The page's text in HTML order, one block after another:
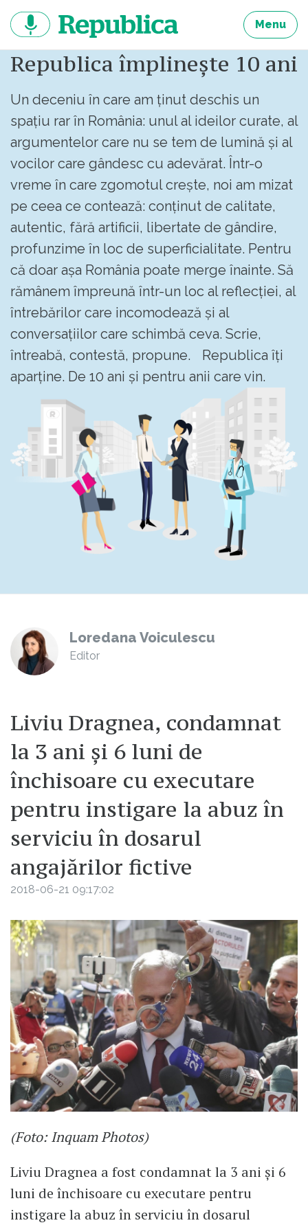
continut
Menu
Republica împlinește 10 ani
Un deceniu în care am ținut deschis un
spațiu rar în România: unul al ideilor curate, al
argumentelor care nu se tem de lumină și al
vocilor care gândesc cu adevărat. Într-o
vreme în care zgomotul crește, noi am mizat
pe ceea ce contează: conținut de calitate,
autentic, fără artificii, libertate de gândire,
profunzime în loc de superficialitate. Pentru
că doar așa România poate merge înainte. Să
rămânem împreună într-un loc al reflecției, al
întrebărilor care incomodează și al
conversațiilor care schimbă ceva. Scrie,
întreabă, contestă, propune. Republica îți
aparține. De 10 ani și pentru anii care vin.
Loredana Voiculescu
Editor
Liviu Dragnea, condamnat
la 3 ani și 6 luni de
închisoare cu executare
pentru instigare la abuz în
serviciu în dosarul
angajărilor fictive
2018-06-21 09:17:02
(Foto: Inquam Photos)
Liviu Dragnea a fost condamnat la 3 ani și 6
luni de închisoare cu executare pentru
instigare la abuz în serviciu în dosarul